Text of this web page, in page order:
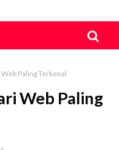
Paling Terkenal
Web Paling